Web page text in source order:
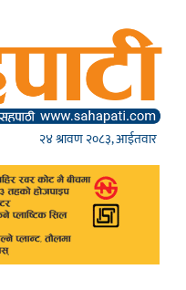
२४ श्रावण २०८३, आईतवार